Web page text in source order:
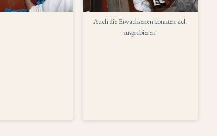
Auch die Erwachsenen konnten sich
ausprobieren.